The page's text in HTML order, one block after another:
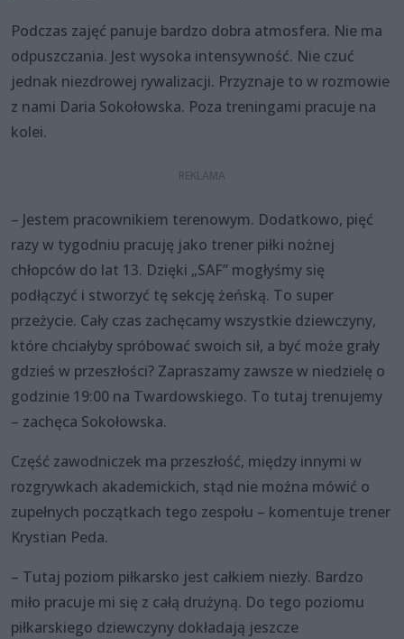
Podczas zajęć panuje bardzo dobra atmosfera. Nie ma
odpuszczania. Jest wysoka intensywność. Nie czuć
jednak niezdrowej rywalizacji. Przyznaje to w rozmowie
z nami Daria Sokołowska. Poza treningami pracuje na
kolei.
– Jestem pracownikiem terenowym. Dodatkowo, pięć
razy w tygodniu pracuję jako trener piłki nożnej
chłopców do lat 13. Dzięki „SAF” mogłyśmy się
podłączyć i stworzyć tę sekcję żeńską. To super
przeżycie. Cały czas zachęcamy wszystkie dziewczyny,
które chciałyby spróbować swoich sił, a być może grały
gdzieś w przeszłości? Zapraszamy zawsze w niedzielę o
godzinie 19:00 na Twardowskiego. To tutaj trenujemy
– zachęca Sokołowska.
Część zawodniczek ma przeszłość, między innymi w
rozgrywkach akademickich, stąd nie można mówić o
zupełnych początkach tego zespołu – komentuje trener
Krystian Peda.
– Tutaj poziom piłkarsko jest całkiem niezły. Bardzo
miło pracuje mi się z całą drużyną. Do tego poziomu
piłkarskiego dziewczyny dokładają jeszcze